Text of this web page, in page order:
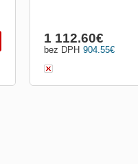
904.55€
bez DPH
1 112.60€